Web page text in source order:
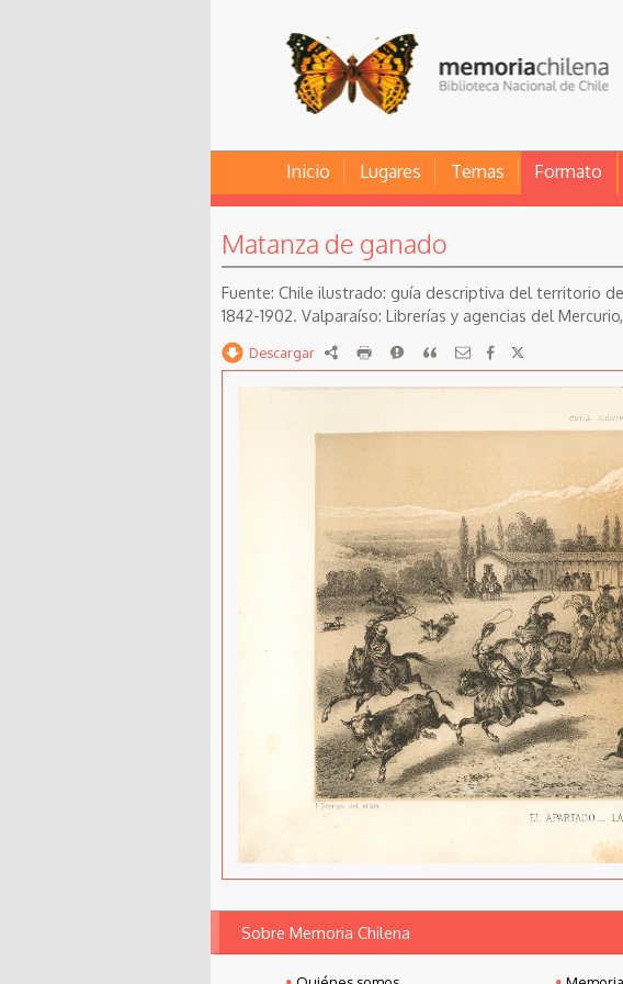
Inicio Lugares Temas Formato
Matanza de ganado
Chile ilustrado: guía descriptiva del territorio
1842-1902. Valparaíso: Librerías y agencias del
Descargar RDF imprimirReportarCitar
Sobre Memoria Chilena